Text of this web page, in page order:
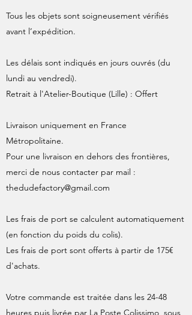
Tous les objets sont soigneusement vérifiés
avant l’expédition.
Les délais sont indiqués en jours ouvrés (du
lundi au vendredi).
Retrait à l'Atelier-Boutique (Lille) : Offert
Livraison uniquement en France
Métropolitaine.
Pour une livraison en dehors des frontières,
merci de nous contacter par mail :
thedudefactory@gmail.com
Les frais de port se calculent automatiquement
(en fonction du poids du colis).
Les frais de port sont offerts à partir de 175€
d'achats.
Votre commande est traitée dans les 24-48
heures puis livrée par La Poste Colissimo sous